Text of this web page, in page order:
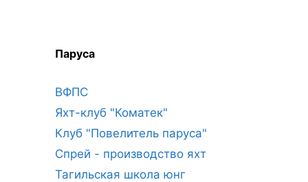
Паруса
ВФПС
Яхт-клуб "Коматек"
Клуб "Повелитель паруса"
Спрей - производство яхт
Тагильская школа юнг